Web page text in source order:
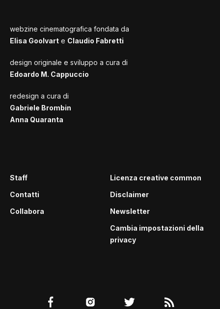
webzine cinematografica fondata da
Elisa Goolvart e Claudio Fabretti
design originale e sviluppo a cura di
Edoardo M. Cappuccio
redesign a cura di
Gabriele Brombin
Anna Quaranta
Staff
Contatti
Collabora
Licenza creative common
Disclaimer
Newsletter
Cambia impostazioni della
privacy